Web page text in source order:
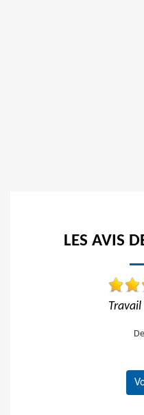
LES AVIS
Travail